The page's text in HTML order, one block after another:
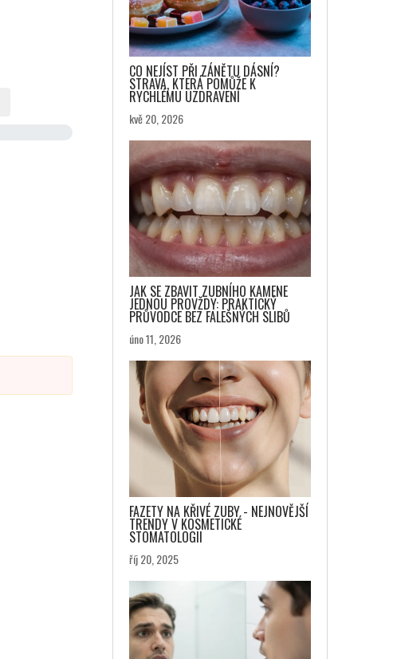
CO NEJÍST PŘI ZÁNĚTU DÁSNÍ?
STRAVA, KTERÁ POMŮŽE K
RYCHLÉMU UZDRAVENÍ
kvě 20, 2026
JAK SE ZBAVIT ZUBNÍHO KAMENE
JEDNOU PROVŽDY: PRAKTICKÝ
PRŮVODCE BEZ FALEŠNÝCH SLIBŮ
úno 11, 2026
FAZETY NA KŘIVÉ ZUBY - NEJNOVĚJŠÍ
TRENDY V KOSMETICKÉ
STOMATOLOGII
říj 20, 2025